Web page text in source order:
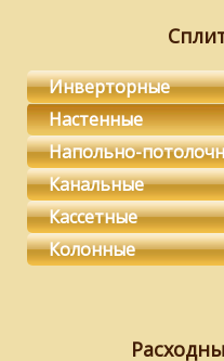
Инверторные
Настенные
Напольно-
Канальные
Кассетные
Колонные